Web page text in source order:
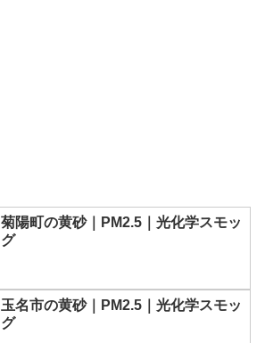
菊陽町の黄砂｜PM2.5｜光化学スモッ
グ
玉名市の黄砂｜PM2.5｜光化学スモッ
グ